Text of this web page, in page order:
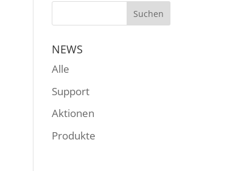
NEWS
Alle
Support
Aktionen
Produkte